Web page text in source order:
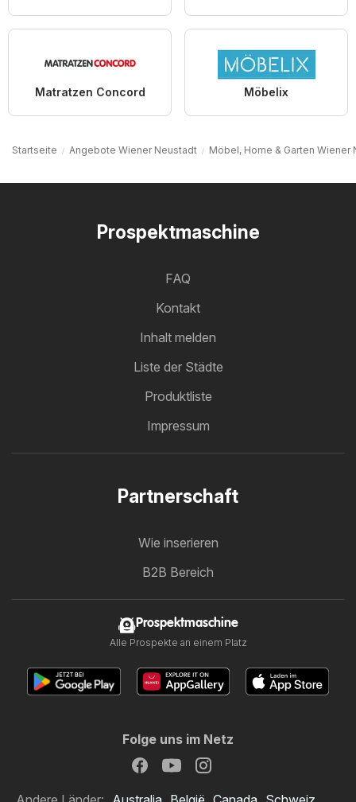
Matratzen Concord Möbelix
Startseite Angebote Wiener Neustadt Möbel, Home & Garten Wiener
Prospektmaschine
FAQ
Kontakt
Inhalt melden
Liste der Städte
Produktliste
Impressum
Partnerschaft
Wie inserieren
B2B Bereich
Prospektmaschine
Alle Prospekte an einem Platz
Folge uns im Netz